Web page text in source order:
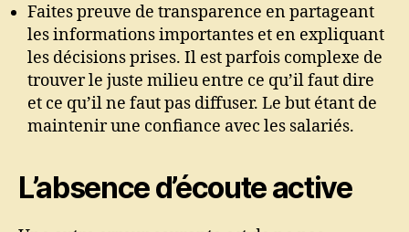
Faites preuve de transparence en partageant
les informations importantes et en expliquant
les décisions prises. Il est parfois complexe de
trouver le juste milieu entre ce qu’il faut dire
et ce qu’il ne faut pas diffuser. Le but étant de
maintenir une confiance avec les salariés.
L’absence d’écoute active